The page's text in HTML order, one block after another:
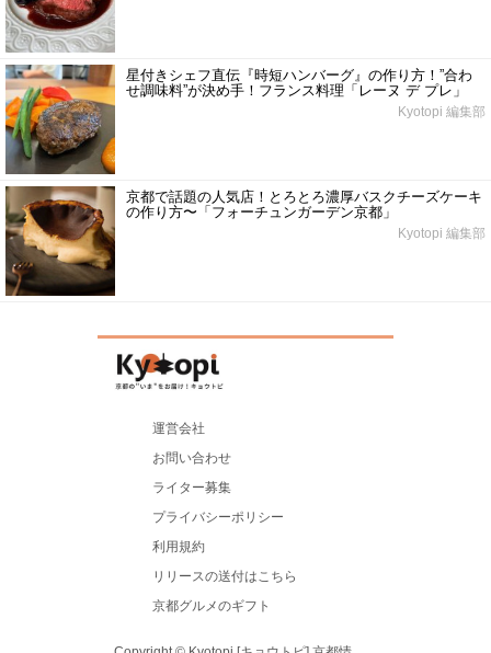
星付きシェフ直伝『時短ハンバーグ』の作り方！”合わ
せ調味料”が決め手！フランス料理「レーヌ デ プレ」
Kyotopi 編集部
京都で話題の人気店！とろとろ濃厚バスクチーズケーキ
の作り方〜「フォーチュンガーデン京都」
Kyotopi 編集部
運営会社
お問い合わせ
ライター募集
プライバシーポリシー
利用規約
リリースの送付はこちら
京都グルメのギフト